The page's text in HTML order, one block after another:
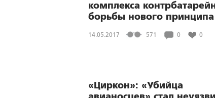
комплекса
борьбы нового принципа
14.05.2017 571 0 0
«Циркон»: «Убийца